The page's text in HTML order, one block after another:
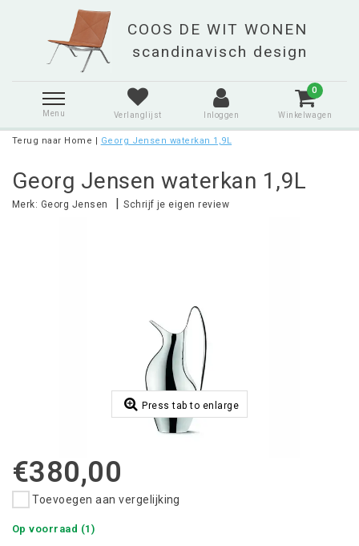
Menu Verlanglijst Inloggen
0
Winkelwagen
Terug naar Home | Georg Jensen waterkan 1,9L
Georg Jensen waterkan 1,9L
Merk: Georg Jensen |Schrijf je eigen review
Press tab to enlarge
€380,00
Toevoegen aan vergelijking
Op voorraad (1)